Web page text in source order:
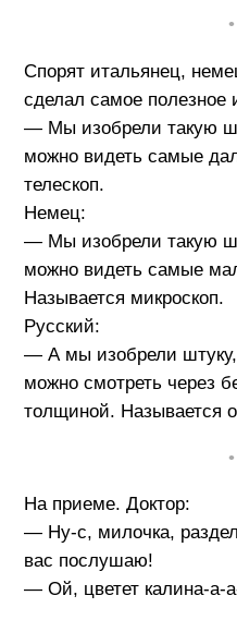
Спорят итальянец,
сделал самое полезное
— Мы изобрели такую
можно видеть самые
телескоп.
Немец:
— Мы изобрели такую
можно видеть самые
Называется микроскоп.
Русский:
— А мы изобрели
можно смотреть через
толщиной. Называется
На приеме. Доктор:
— Ну-с, милочка,
вас послушаю!
— Ой, цветет калина-а-